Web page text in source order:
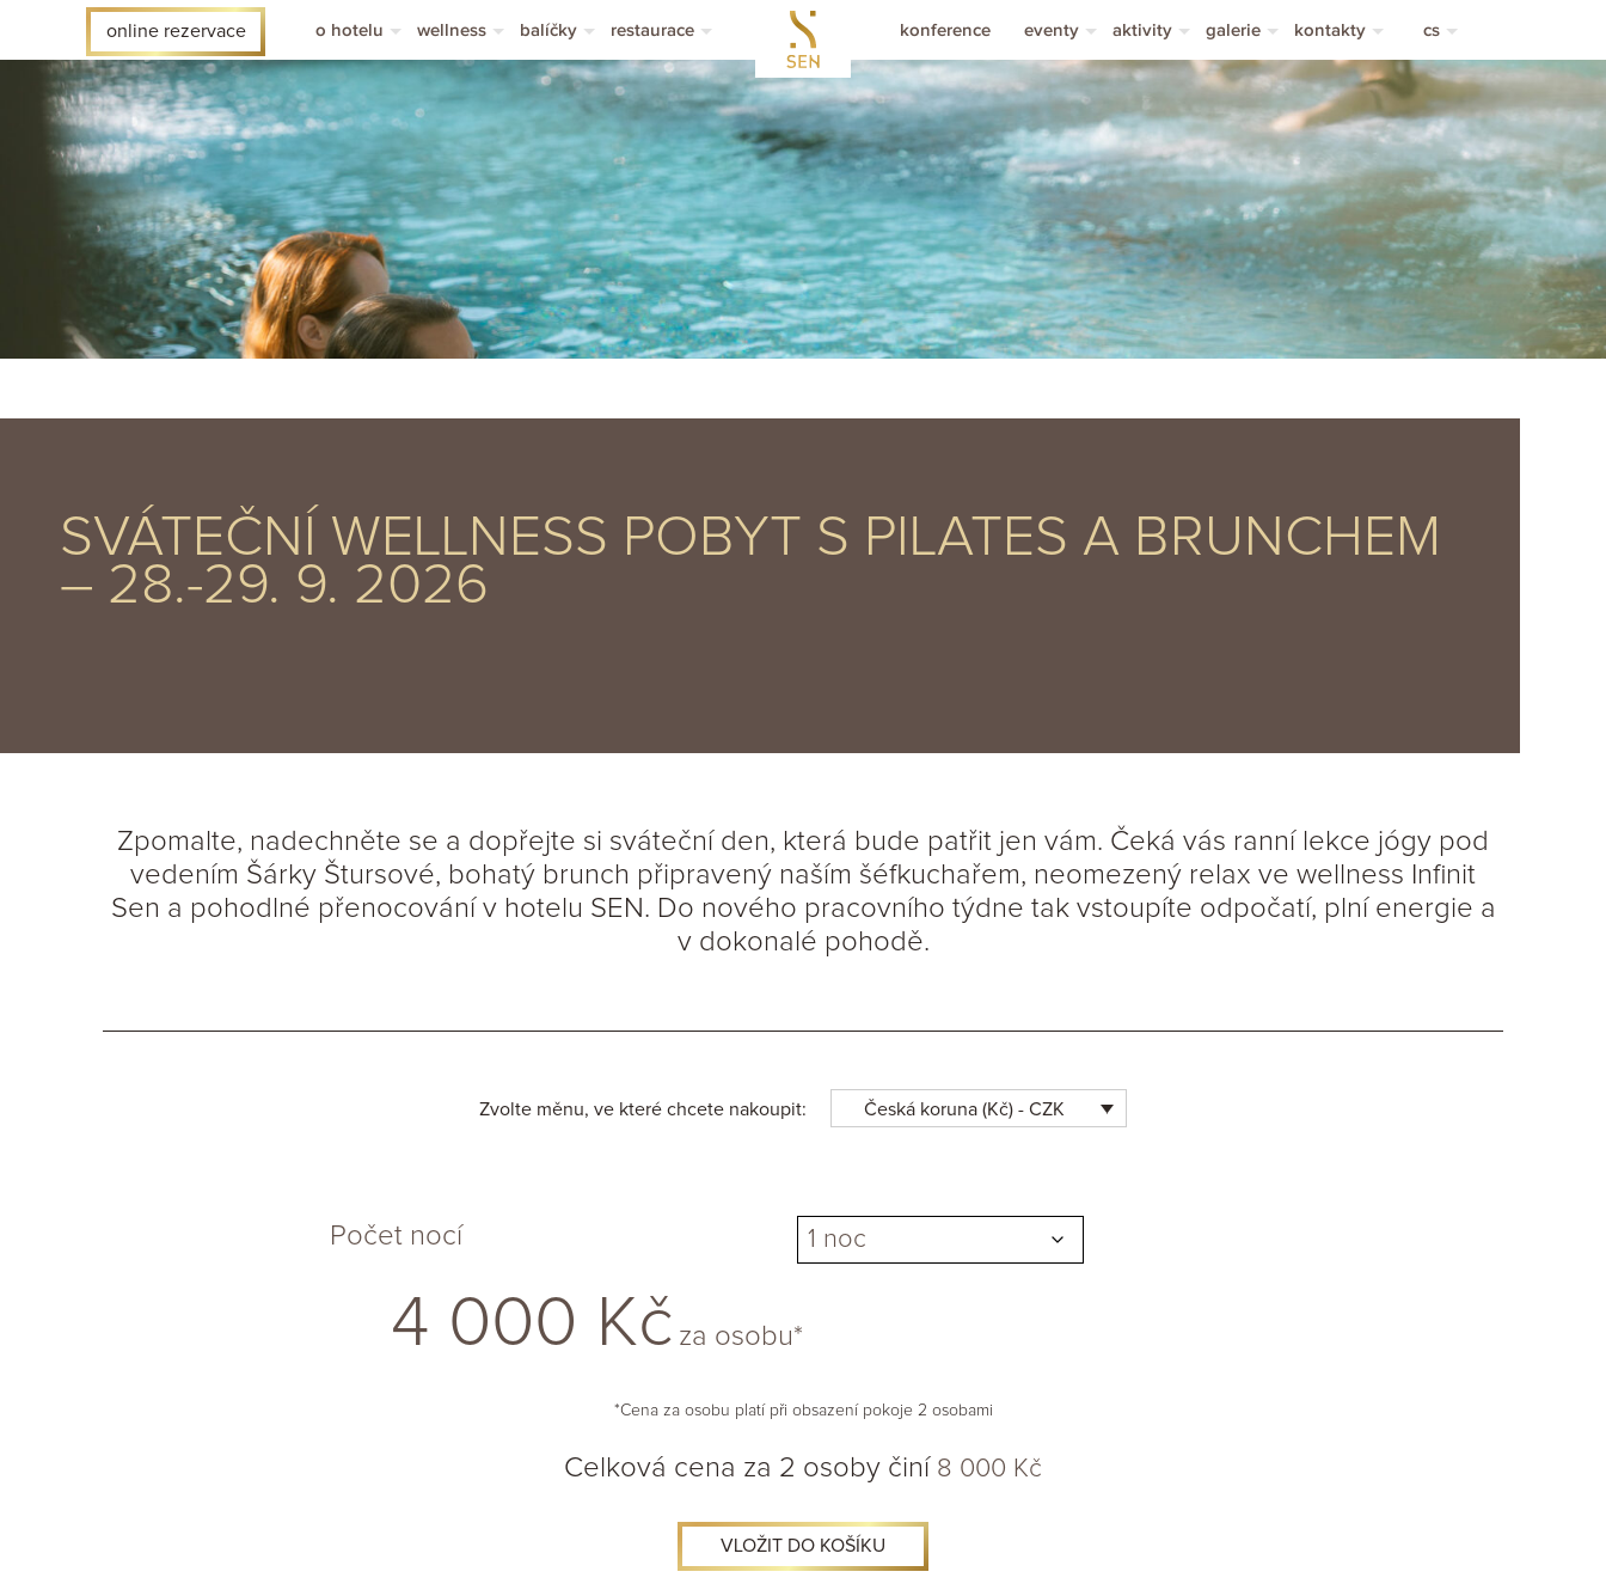
online rezervace o hotelu
pokoje
časté dotazy
ad hotels
hotelový časopis
1. číslo
2. číslo
3. číslo
wellness
wellness
masáže
balíčky
letní balíčky
balíčky bez ubytování
pobytové balíčky
vouchery v hodnotě
restaurace
rezervace stolu
restaurace
menu á la carte
obědová nabídka
sezónní menu
nápojový lístek
vinná karta
konference eventy
rozlučky se svobodou
zasnoubení
oslavy
aktivity
sportovní aktivity
turistické cíle
wellness
galerie
fotogalerie
videogalerie
kontakty
kontakty
doprava
kariéra
cs
en
de
SVÁTEČNÍ WELLNESS POBYT S PILATES A BRUNCHEM
– 28.-29. 9. 2026
Zpomalte, nadechněte se a dopřejte si sváteční den, která bude patřit jen vám. Čeká vás ranní lekce jógy pod
vedením Šárky Štursové, bohatý brunch připravený naším šéfkuchařem, neomezený relax ve wellness Infinit
Sen a pohodlné přenocování v hotelu SEN. Do nového pracovního týdne tak vstoupíte odpočatí, plní energie a
v dokonalé pohodě.
Zvolte měnu, ve které chcete nakoupit: Česká koruna (Kč) - CZK
Počet nocí
4 000 Kč za osobu*
*Cena za osobu platí při obsazení pokoje 2 osobami
Celková cena za 2 osoby činí 8 000 Kč
VLOŽIT DO KOŠÍKU